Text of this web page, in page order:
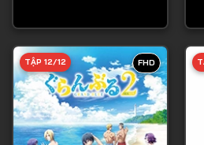
Tập 29
Tập 30
Tập 31
FHD
TẬP 12/12